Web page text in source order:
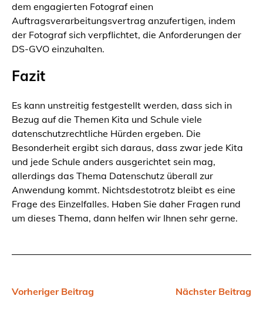
dem engagierten Fotograf einen
Auftragsverarbeitungsvertrag anzufertigen, indem
der Fotograf sich verpflichtet, die Anforderungen der
DS-GVO einzuhalten.
Fazit
Es kann unstreitig festgestellt werden, dass sich in
Bezug auf die Themen Kita und Schule viele
datenschutzrechtliche Hürden ergeben. Die
Besonderheit ergibt sich daraus, dass zwar jede Kita
und jede Schule anders ausgerichtet sein mag,
allerdings das Thema Datenschutz überall zur
Anwendung kommt. Nichtsdestotrotz bleibt es eine
Frage des Einzelfalles. Haben Sie daher Fragen rund
um dieses Thema, dann helfen wir Ihnen sehr gerne.
Vorheriger Beitrag Nächster Beitrag